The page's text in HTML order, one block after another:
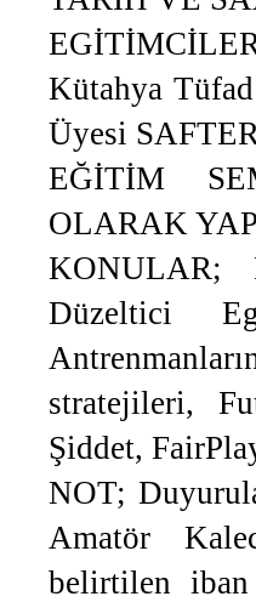
Kütahya
Üyesi
EĞİTİM
OLARAK
KONULAR;
Düzeltici
stratejileri,
Şiddet,
NOT;
Amatör
belirtilen